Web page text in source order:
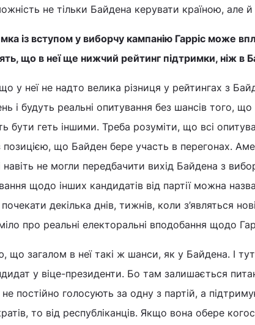
не тільки Байдена керувати країною, але й
із вступом у виборчу кампанію Гарріс може
що в неї ще нижчий рейтинг підтримки, ніж в
у неї не надто велика різниця у рейтингах з
і будуть реальні опитування без шансів того,
бути геть іншими. Треба розуміти, що всі
позицією, що Байден бере участь в перегонах.
навіть не могли передбачити вихід Байдена з
щодо інших кандидатів від партії можна
декілька днів, тижнів, коли з’являться
про реальні електоральні вподобання щодо
що загалом в неї такі ж шанси, як у Байдена. І
у віце-президенти. Бо там залишається
постійно голосують за одну з партій, а
то від республіканців. Якщо вона обере